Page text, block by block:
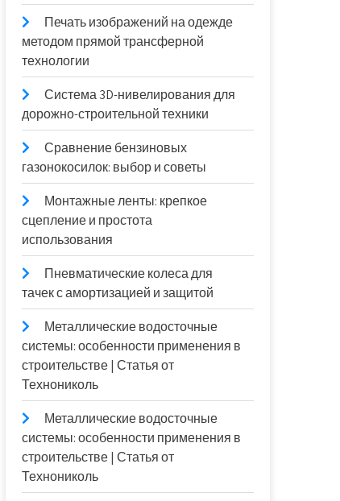
Печать изображений на одежде
методом прямой трансферной
технологии
Система 3D-нивелирования для
дорожно-строительной техники
Сравнение бензиновых
газонокосилок: выбор и советы
Монтажные ленты: крепкое
сцепление и простота
использования
Пневматические колеса для
тачек с амортизацией и защитой
Металлические водосточные
системы: особенности применения в
строительстве | Статья от
Технониколь
Металлические водосточные
системы: особенности применения в
строительстве | Статья от
Технониколь